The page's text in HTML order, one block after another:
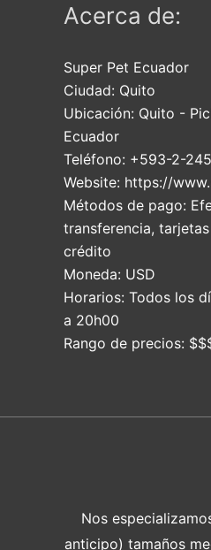
Acerca de:
Super Pet Ecuador
Ciudad: Quito
Ubicación: Quito -
Ecuador
Teléfono: +593-2-
Website: https://
Métodos de pago:
transferencia,
crédito
Moneda: USD
Horarios: Todos los
a 20h00
Rango de precios:
Nos
anticipo) tamaños